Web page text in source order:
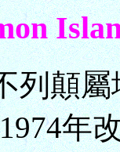
列顛
年